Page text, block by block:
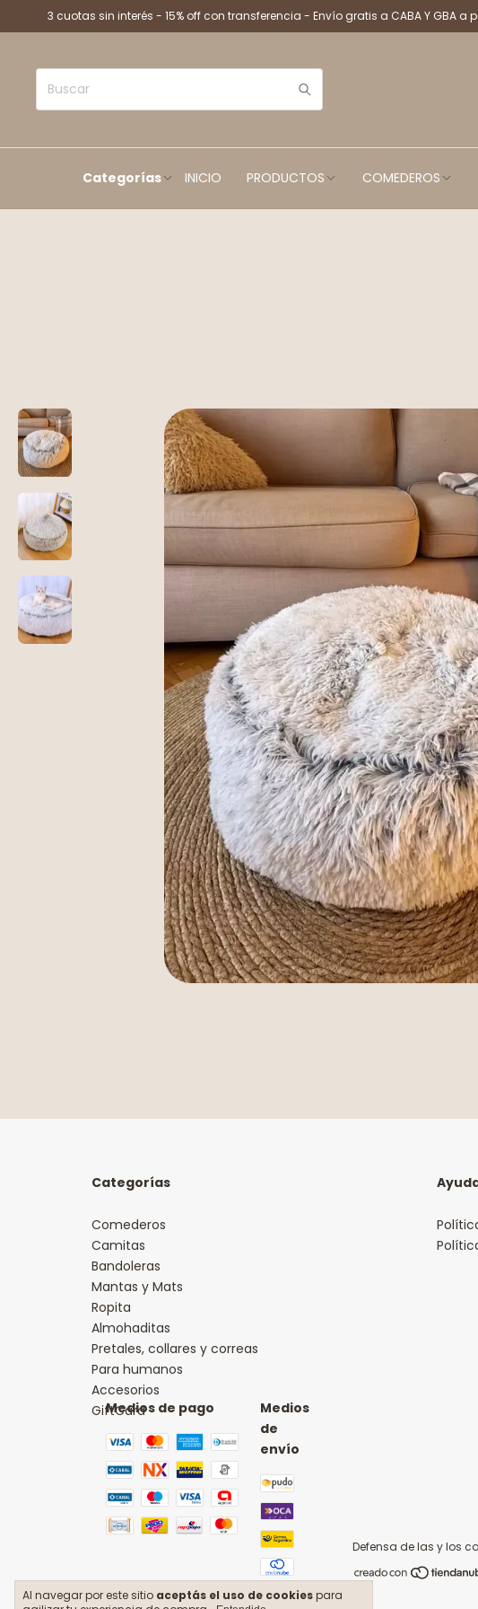
3 cuotas sin interés - 15% off con transferencia - Envío gratis a CABA Y GBA a
Categorías INICIO PRODUCTOS COMEDEROS
Al navegar por este sitio aceptás el uso de cookiespara
Categorías
Comederos
Camitas
Bandoleras
Mantas y Mats
Ropita
Almohaditas
Pretales, collares y correas
Para humanos
Accesorios
GiftCard
Medios de pago
Medios
de
envío
Defensa de las y los